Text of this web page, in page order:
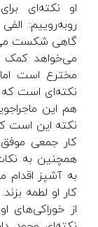
او نکته‌ای
روبه‌روییم:
گاهی شکست
می‌خواهد کمک
مخترع است
نکته‌ای است که
هم این
نکته این است
کار جمعی موفق
همچنین به
به آشپز اقدام
کار او لطمه
از خوراکی‌های